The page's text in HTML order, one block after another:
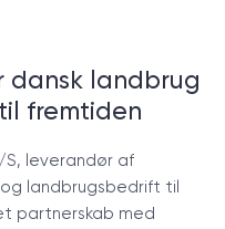
landbrug
fremtiden
S, leverandør af
landbrugsbedrift til
partnerskab med